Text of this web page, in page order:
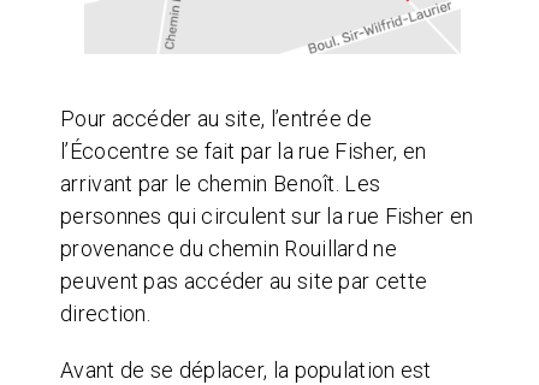
Pour accéder au site, l’entrée de
l’Écocentre se fait par la rue Fisher, en
arrivant par le chemin Benoît. Les
personnes qui circulent sur la rue Fisher en
provenance du chemin Rouillard ne
peuvent pas accéder au site par cette
direction.
Avant de se déplacer, la population est